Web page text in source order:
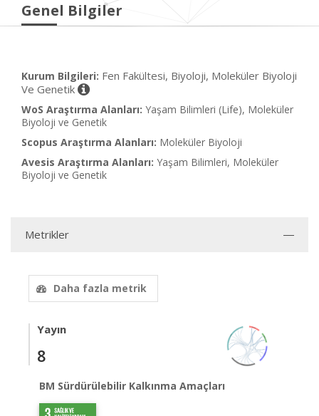
Genel Bilgiler
Kurum Bilgileri: Fen Fakültesi, Biyoloji, Moleküler Biyoloji
Ve Genetik
WoS Araştırma Alanları: Yaşam Bilimleri (Life), Moleküler
Biyoloji ve Genetik
Scopus Araştırma Alanları: Moleküler Biyoloji
Avesis Araştırma Alanları: Yaşam Bilimleri, Moleküler
Biyoloji ve Genetik
Metrikler
Daha fazla metrik
Yayın
8
BM Sürdürülebilir Kalkınma Amaçları